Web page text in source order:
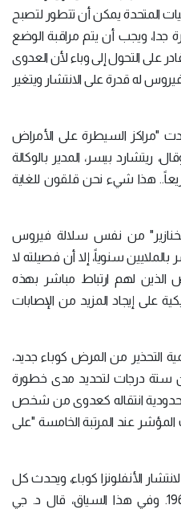
المتحدة يمكن أن تتطور لتصبح
جدا، ويجب أن يتم مراقبة الوضع
التحول إلى وباء لأن العدوى
له قدرة على الانتشار ويتغير
"مراكز السيطرة على الأمراض
ريتشارد بيسر، المدير بالوكالة
هذا شيء نحن قلقون للغاية
من نفس سلالة فيروس
بالملايين سنوياً، إلا أن فصيلته لا
الذين لهم ارتباط مباشر بهذه
على إيجاد المزيد من الإصابات
التحذير من المرض كوباء جديد،
ستة درجات لتحديد مدى خطورة
محدودية انتقاله كعدوى من شخص
عند المرتبة الخامسة "على
الأنفلونزا كوباء، ويحدث كل
عشرين عاماً، وكان آخرها عام 1968. وفي هذا السياق، قال د. جي